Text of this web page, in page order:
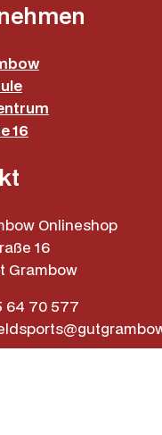
16
Onlineshop
16
Grambow
64 70 577